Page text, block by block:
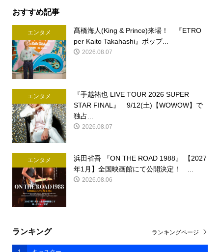
おすすめ記事
エンタメ
髙橋海人(King & Prince)来場！ 『ETRO
per Kaito Takahashi』ポップ...
2026.08.07
エンタメ
『手越祐也 LIVE TOUR 2026 SUPER
STAR FINAL』 9/12(土)【WOWOW】で
独占...
2026.08.07
エンタメ
浜田省吾 『ON THE ROAD 1988』 【2027
年1月】全国映画館にて公開決定！ ...
2026.08.06
ランキング ランキングページ